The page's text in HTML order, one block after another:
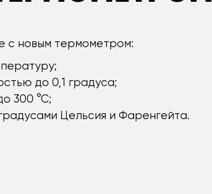
с новым термометром:
до 0,1 градуса;
300 °С;
Цельсия и Фаренгейта.